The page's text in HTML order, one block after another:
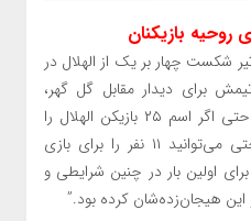
روحیه بازیکنان
شکست چهار بر یک از الهلال در
برای دیدار مقابل گل گهر،
گفت: “شما خودتان می‌دانید که حتی اگر اسم ۲۵ بازیکن الهلال را
داخل یک کیسه بگذارید، به راحتی می‌توانید ۱۱ نفر را برای بازی
اولین بار در چنین شرایطی و
هیجان‌زده‌شان کرده بود.”